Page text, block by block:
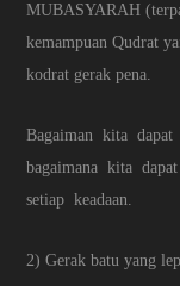
MUBASYARAH
kemampuan Qudrat
kodrat gerak pena.
Bagaiman kita
bagaimana kita
setiap keadaan.
2) Gerak batu yang